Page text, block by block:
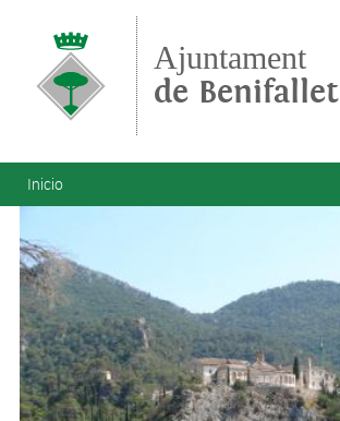
Ajuntament
de Benifallet
Se encuentra usted aquí
Inicio